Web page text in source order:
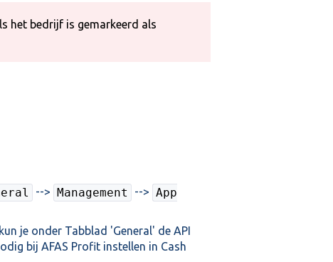
het bedrijf is gemarkeerd als
--> Management --> App
je onder Tabblad 'General' de API
bij AFAS Profit instellen in Cash